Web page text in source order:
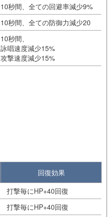
10秒間、全ての回避率減少9%
10秒間、全ての防御力減少20
10秒間、
詠唱速度減少15%
攻撃速度減少15%
回復効果
打撃毎にHP+40回復
打撃毎にHP+40回復